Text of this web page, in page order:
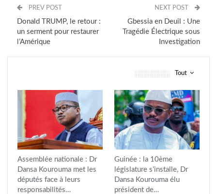
PREV POST
Donald TRUMP, le retour :
un serment pour restaurer
l’Amérique
NEXT POST
Gbessia en Deuil : Une
Tragédie Électrique sous
Investigation
Tout
Assemblée nationale : Dr
Dansa Kourouma met les
députés face à leurs
responsabilités…
Guinée : la 10ème
législature s’installe, Dr
Dansa Kourouma élu
président de…